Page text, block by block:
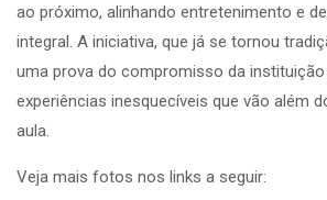
ao próximo, alinhando entretenimento e
integral. A iniciativa, que já se tornou
uma prova do compromisso da
experiências inesquecíveis que vão além
aula.
Veja mais fotos nos links a seguir: